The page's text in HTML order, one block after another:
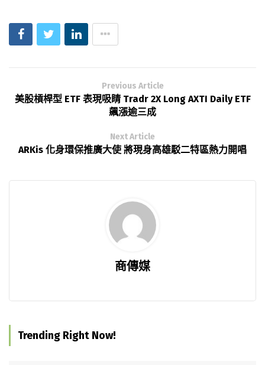
Previous Article
美股槓桿型 ETF 表現吸睛 Tradr 2X Long AXTI Daily ETF
飆漲逾三成
Next Article
ARKis 化身環保推廣大使 將現身高雄駁二特區熱力開唱
商傳媒
Trending Right Now!